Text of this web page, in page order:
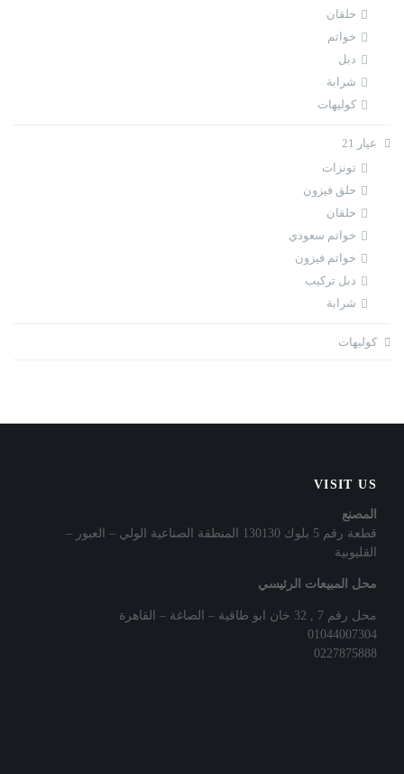
حلقان
خواتم
دبل
شرابة
كوليهات
عيار 21
تونزات
حلق فيزون
حلقان
خواتم سعودي
خواتم فيزون
دبل تركيب
شرابة
كوليهات
VISIT US
المصنع
قطعة رقم 5 بلوك 130130 المنطقة الصناعية الولي – العبور –
القليوبية
محل المبيعات الرئيسي
محل رقم 7 , 32 خان ابو طاقية – الصاغة – القاهرة
01044007304
0227875888